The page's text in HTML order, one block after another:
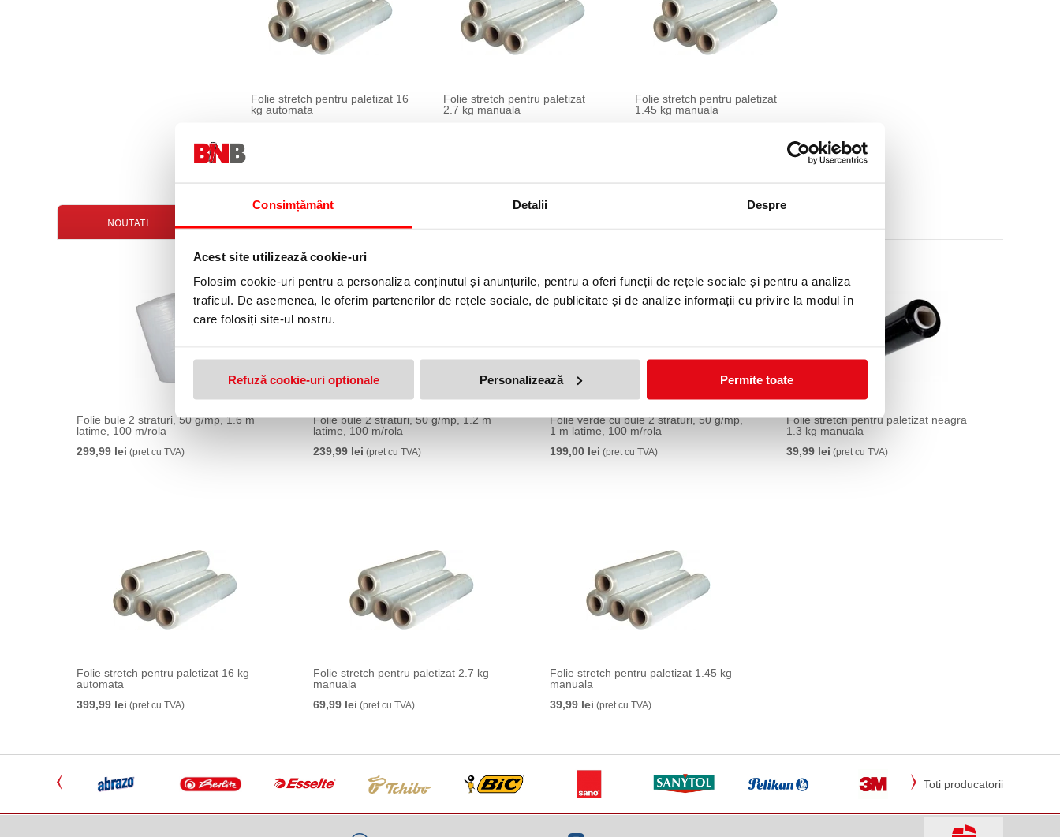
Consimțământ Detalii Despre
Acest site utilizează cookie-uri
Folosim cookie-uri pentru a personaliza conținutul și anunțurile, pentru a oferi funcții de rețele sociale și pentru a analiza
traficul. De asemenea, le oferim partenerilor de rețele sociale, de publicitate și de analize informații cu privire la modul în
care folosiți site-ul nostru.
Refuză cookie-uri optionale Personalizează Permite toate
Folie stretch pentru paletizat 16
kg automata
Folie stretch pentru paletizat
2.7 kg manuala
Folie stretch pentru paletizat
1.45 kg manuala
NOUTATI OFERTE
Folie bule 2 straturi, 50 g/mp, 1.6 m
latime, 100 m/rola
299,99 lei (pret cu TVA)
Folie bule 2 straturi, 50 g/mp, 1.2 m
latime, 100 m/rola
239,99 lei (pret cu TVA)
Folie verde cu bule 2 straturi, 50 g/mp,
1 m latime, 100 m/rola
199,00 lei (pret cu TVA)
Folie stretch pentru paletizat neagra
1.3 kg manuala
39,99 lei (pret cu TVA)
Folie stretch pentru paletizat 16 kg
automata
399,99 lei (pret cu TVA)
Folie stretch pentru paletizat 2.7 kg
manuala
69,99 lei (pret cu TVA)
Folie stretch pentru paletizat 1.45 kg
manuala
39,99 lei (pret cu TVA)
Toti producatorii